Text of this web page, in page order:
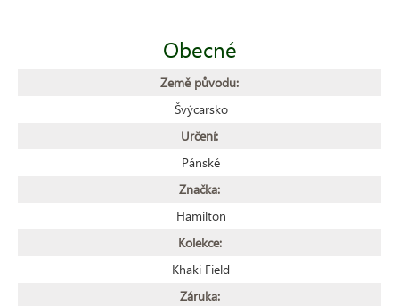
Obecné
Země původu:
Švýcarsko
Určení:
Pánské
Značka:
Hamilton
Kolekce:
Khaki Field
Záruka: